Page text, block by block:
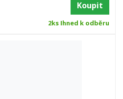
Koupit
2ks Ihned k odběru